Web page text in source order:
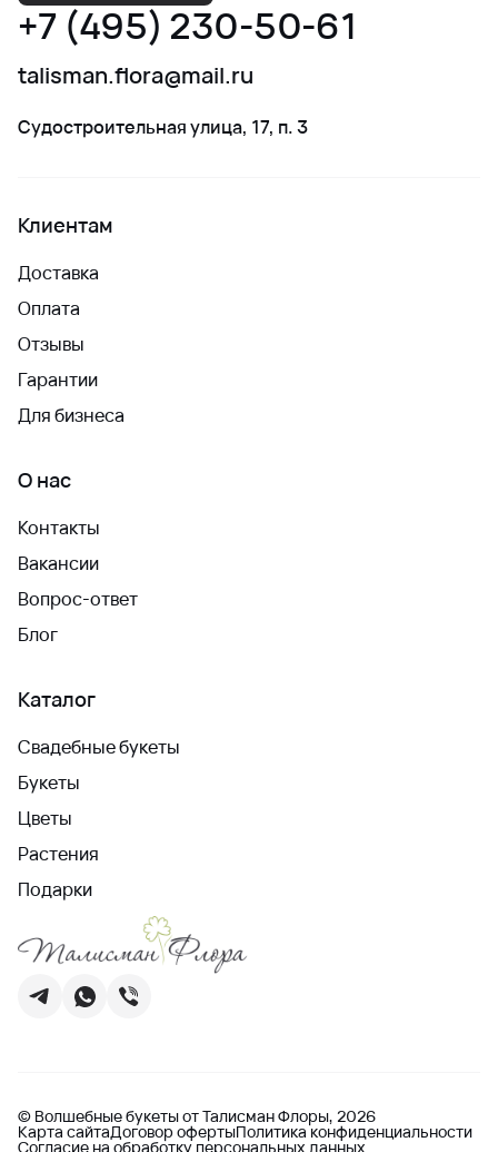
+7 (495) 230-50-61
talisman.flora@mail.ru
Судостроительная улица, 17, п. 3
Клиентам
Доставка
Оплата
Отзывы
Гарантии
Для бизнеса
О нас
Контакты
Вакансии
Вопрос-ответ
Блог
Каталог
Свадебные букеты
Букеты
Цветы
Растения
Подарки
© Волшебные букеты от Талисман Флоры, 2026
Карта сайтаДоговор офертыПолитика конфиденциальности
Согласие на обработку персональных данных